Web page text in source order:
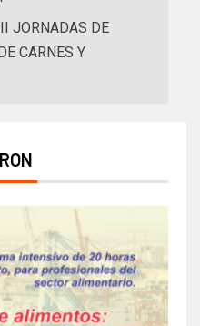
JORNADAS DE
CARNES Y